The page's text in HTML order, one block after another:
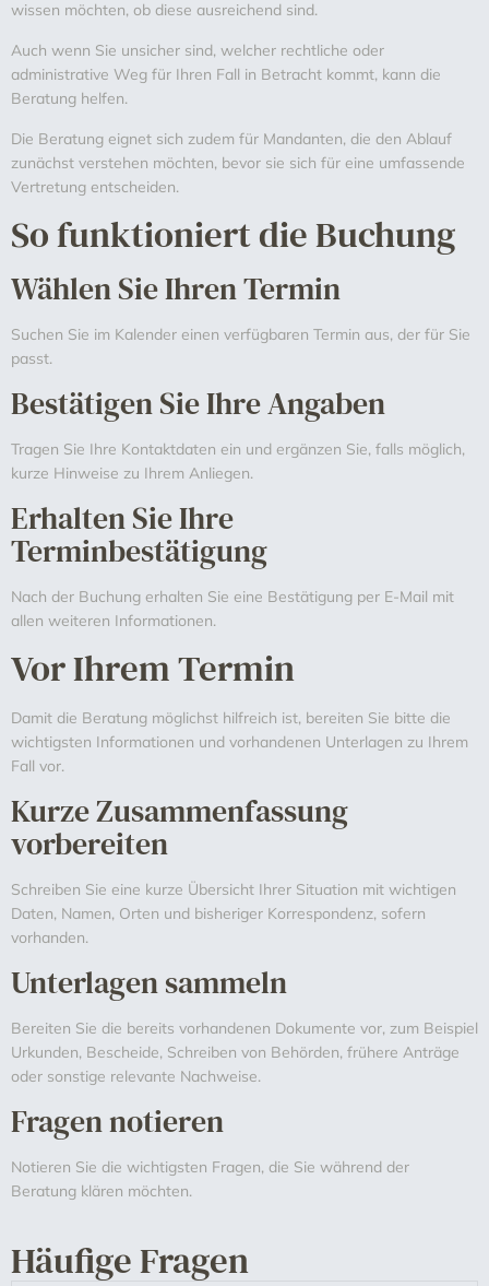
wissen möchten, ob diese ausreichend sind.
Auch wenn Sie unsicher sind, welcher rechtliche oder
administrative Weg für Ihren Fall in Betracht kommt, kann die
Beratung helfen.
Die Beratung eignet sich zudem für Mandanten, die den Ablauf
zunächst verstehen möchten, bevor sie sich für eine umfassende
Vertretung entscheiden.
So funktioniert die Buchung
Wählen Sie Ihren Termin
Suchen Sie im Kalender einen verfügbaren Termin aus, der für Sie
passt.
Bestätigen Sie Ihre Angaben
Tragen Sie Ihre Kontaktdaten ein und ergänzen Sie, falls möglich,
kurze Hinweise zu Ihrem Anliegen.
Erhalten Sie Ihre
Terminbestätigung
Nach der Buchung erhalten Sie eine Bestätigung per E-Mail mit
allen weiteren Informationen.
Vor Ihrem Termin
Damit die Beratung möglichst hilfreich ist, bereiten Sie bitte die
wichtigsten Informationen und vorhandenen Unterlagen zu Ihrem
Fall vor.
Kurze Zusammenfassung
vorbereiten
Schreiben Sie eine kurze Übersicht Ihrer Situation mit wichtigen
Daten, Namen, Orten und bisheriger Korrespondenz, sofern
vorhanden.
Unterlagen sammeln
Bereiten Sie die bereits vorhandenen Dokumente vor, zum Beispiel
Urkunden, Bescheide, Schreiben von Behörden, frühere Anträge
oder sonstige relevante Nachweise.
Fragen notieren
Notieren Sie die wichtigsten Fragen, die Sie während der
Beratung klären möchten.
Häufige Fragen